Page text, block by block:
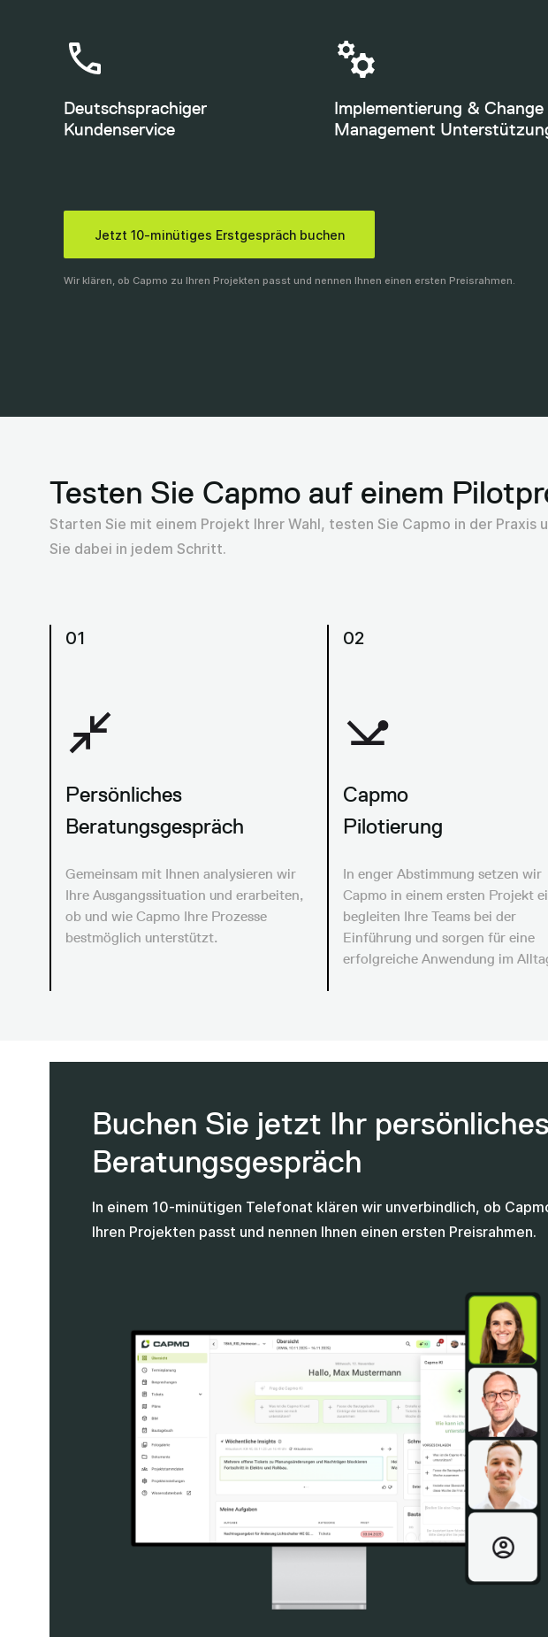
Deutschsprachiger
Kundenservice
Implementierung & Change
Management
Jetzt 10-minütiges Erstgespräch buchen
Wir klären, ob Capmo zu Ihren Projekten passt und nennen Ihnen einen ersten Preisrahmen.
Testen Sie Capmo auf einem
Starten Sie mit einem Projekt Ihrer Wahl, testen Sie Capmo in der
Sie dabei in jedem Schritt.
01
Persönliches
Beratungsgespräch
Gemeinsam mit Ihnen analysieren wir
Ihre Ausgangssituation und erarbeiten,
ob und wie Capmo Ihre Prozesse
bestmöglich unterstützt.
02
Capmo
Pilotierung
In enger Abstimmung setzen wir
Capmo in einem ersten Projekt
begleiten Ihre Teams bei der
Einführung und sorgen für eine
erfolgreiche Anwendung im
Buchen Sie jetzt Ihr persönliches
Beratungsgespräch
In einem 10-minütigen Telefonat klären wir unverbindlich, ob
Ihren Projekten passt und nennen Ihnen einen ersten Preisrahmen.